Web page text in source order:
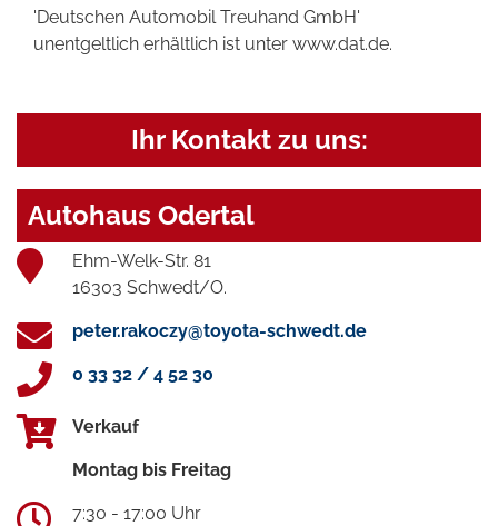
'Deutschen Automobil Treuhand GmbH'
unentgeltlich erhältlich ist unter www.dat.de.
Ihr Kontakt zu uns:
Autohaus Odertal
Ehm-Welk-Str. 81
16303 Schwedt/O.
peter.rakoczy@toyota-schwedt.de
0 33 32 / 4 52 30
Verkauf
Montag bis Freitag
7:30 - 17:00 Uhr